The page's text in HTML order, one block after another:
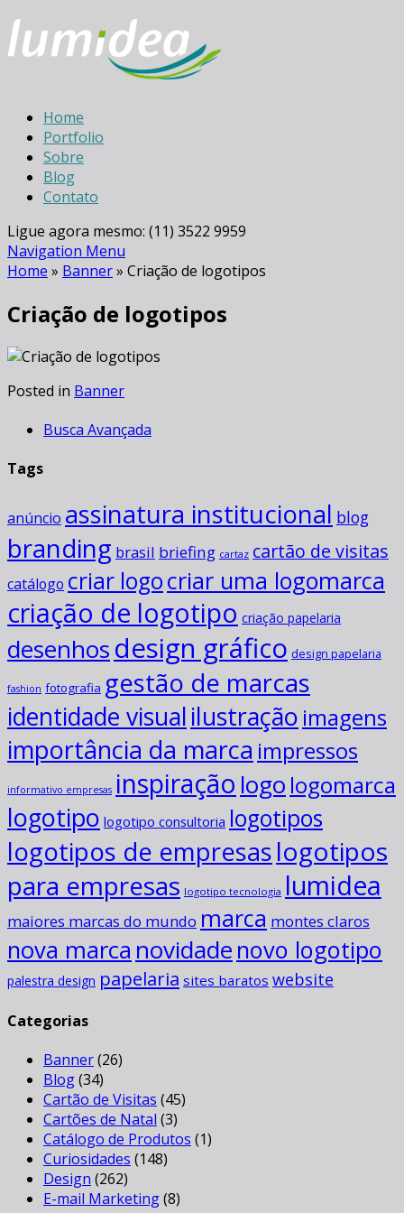
Home
Portfolio
Sobre
Blog
Contato
Ligue agora mesmo: (11) 3522 9959
Navigation Menu
Home » Banner» Criação de logotipos
Criação de logotipos
Posted in Banner
Busca Avançada
Tags
anúncio assinatura institucional blog
branding brasil briefing cartaz cartão de visitas
catálogo criar logocriar uma logomarca
criação de logotipo criação papelaria
desenhosdesign gráfico design papelaria
fashion fotografia gestão de marcas
identidade visualilustração imagens
importância da marca impressos
informativo empresas inspiração logo logomarca
logotipo logotipo consultoria logotipos
logotipos de empresaslogotipos
para empresas logotipo tecnologia lumidea
maiores marcas do mundo marca montes claros
nova marca novidade novo logotipo
palestra design papelaria sites baratos website
Categorias
Banner(26)
Blog(34)
Cartão de Visitas (45)
Cartões de Natal (3)
Catálogo de Produtos (1)
Curiosidades (148)
Design (262)
E-mail Marketing(8)